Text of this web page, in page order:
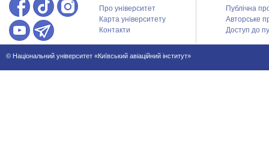
Про університет
Карта університету
Контакти
Публічна
Авторське
Доступ до
© Національний університет «Київський авіаційний інститут»